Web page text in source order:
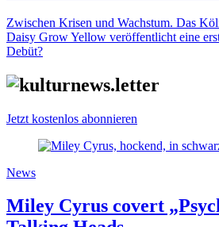
Zwischen Krisen und Wachstum. Das
Daisy Grow Yellow veröffentlicht eine
Debüt?
Jetzt kostenlos abonnieren
News
Miley Cyrus covert